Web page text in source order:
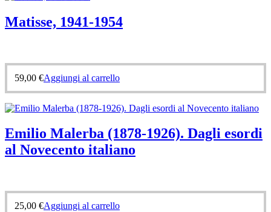
Matisse, 1941-1954
59,00 €Aggiungi al carrello
Emilio Malerba (1878-1926). Dagli esordi
al Novecento italiano
25,00 €Aggiungi al carrello